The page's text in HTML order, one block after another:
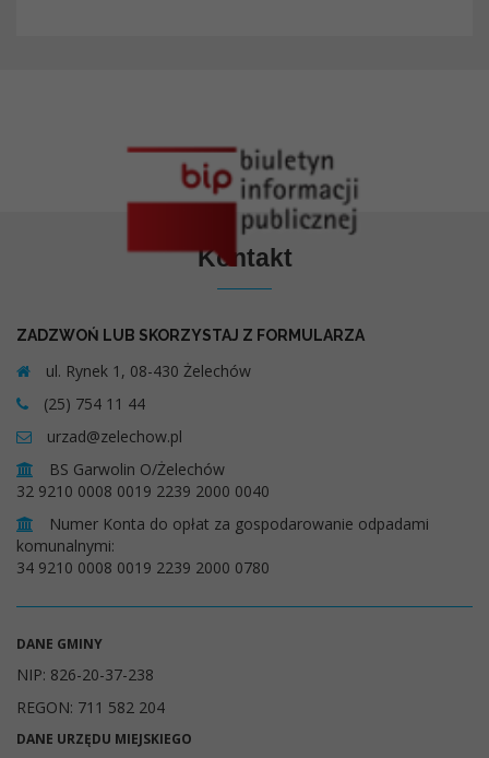
Kontakt
ZADZWOŃ LUB SKORZYSTAJ Z FORMULARZA
ul. Rynek 1, 08-430 Żelechów
(25) 754 11 44
urzad@zelechow.pl
BS Garwolin O/Żelechów
32 9210 0008 0019 2239 2000 0040
Numer Konta do opłat za gospodarowanie odpadami
komunalnymi:
34 9210 0008 0019 2239 2000 0780
DANE GMINY
NIP: 826-20-37-238
REGON: 711 582 204
DANE URZĘDU MIEJSKIEGO